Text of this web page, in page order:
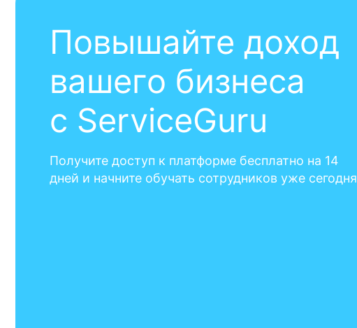
дней и начните обучать сотрудников уже сегодня